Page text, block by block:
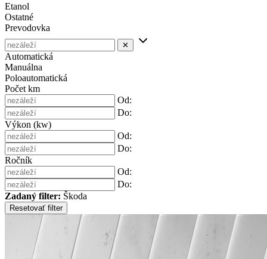
Etanol
Ostatné
Prevodovka
✕
Automatická
Manuálna
Poloautomatická
Počet km
Od:
Do:
Výkon (kw)
Od:
Do:
Ročník
Od:
Do:
Zadaný filter: Škoda
Resetovať filter